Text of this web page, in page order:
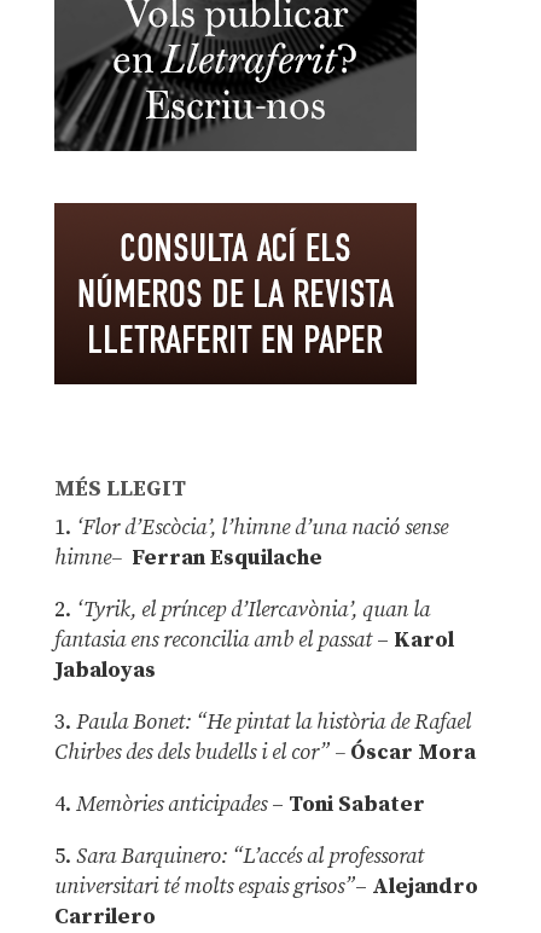
MÉS LLEGIT
1. ‘Flor d’Escòcia’, l’himne d’una nació sense
himne– Ferran Esquilache
2. ‘Tyrik, el príncep d’Ilercavònia’, quan la
fantasia ens reconcilia amb el passat– Karol
Jabaloyas
3. Paula Bonet: “He pintat la història de Rafael
Chirbes des dels budells i el cor” –Óscar Mora
4. Memòries anticipades– Toni Sabater
5. Sara Barquinero: “L’accés al professorat
universitari té molts espais grisos”– Alejandro
Carrilero